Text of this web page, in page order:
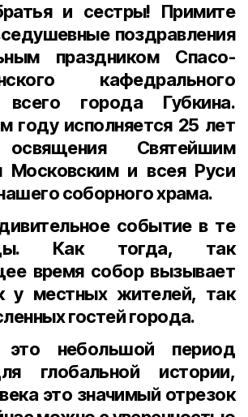
и сестры! Примите
поздравления
праздником Спасо-
кафедрального
города Губкина.
году исполняется25 лет
Святейшим
Московским и всея Руси
соборного храма.
событие в те
Как тогда, так
время собор вызывает
у местных жителей, так
гостей города.
небольшой период
глобальной истории,
это значимый отрезок